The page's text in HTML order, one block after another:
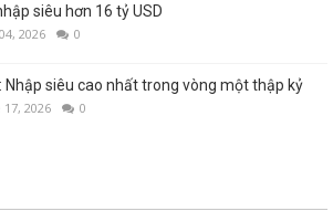
siêu hơn 16 tỷ USD
2026 0
Nhập siêu cao nhất trong vòng một thập kỷ
17, 2026 0